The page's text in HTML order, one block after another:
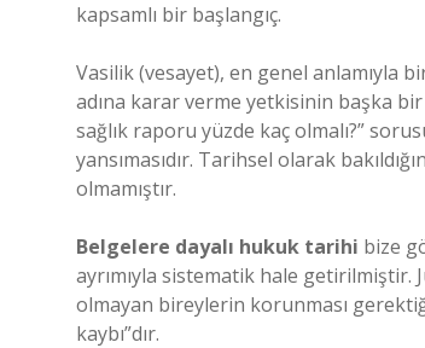
kapsamlı bir başlangıç.
Vasilik (vesayet), en genel anlamıyla
adına karar verme yetkisinin başka
sağlık raporu yüzde kaç olmalı?”
yansımasıdır. Tarihsel olarak
olmamıştır.
Belgelere dayalı hukuk tarihi bize
ayrımıyla sistematik hale getirilmiştir.
olmayan bireylerin korunması
kaybı”dır.